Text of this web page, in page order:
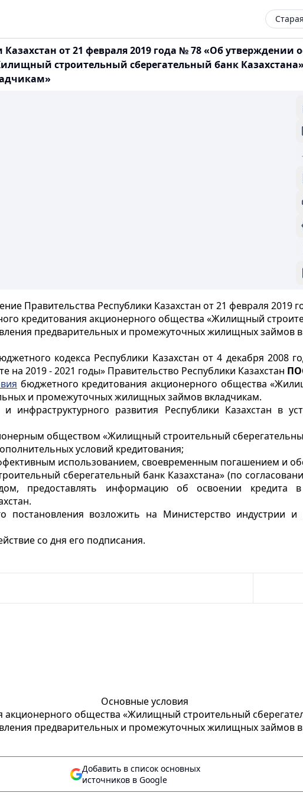
от 21 февраля 2019 года № 78 «Об
строительный сберегательный банк
Правительства Республики Казахстан от 21 февраля 2019
кредитования акционерного общества «Жилищный
предварительных и промежуточных жилищных займов
кодекса Республики Казахстан от 4 декабря 2008
на 2019 - 2021 годы» Правительство Республики Казахстан
бюджетного кредитования акционерного общества
и промежуточных жилищных займов вкладчикам.
инфраструктурного развития Республики Казахстан в
обществом «Жилищный строительный
условий кредитования;
использованием, своевременным погашением и
сберегательный банк Казахстана» (по
предоставлять информацию об освоении кредита
возложить на Министерство индустрии и
со дня его подписания.
Основные условия
акционерного общества «Жилищный строительный
предварительных и промежуточных жилищных займов
Добавить в список основных
источников в Google